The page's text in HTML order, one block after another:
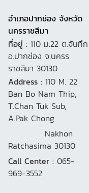
อำเภอปากช่อง จังหวัด
นครราชสีมา
ที่อยู่ : 110 ม.22 ต.จันทึก
อ.ปากช่อง จ.นครร
ราชสีมา 30130
Address : 110 M. 22
Ban Bo Nam Thip,
T.Chan Tuk Sub,
A.Pak Chong
Nakhon
Ratchasima 30130
Call Center : 065-
969-3552